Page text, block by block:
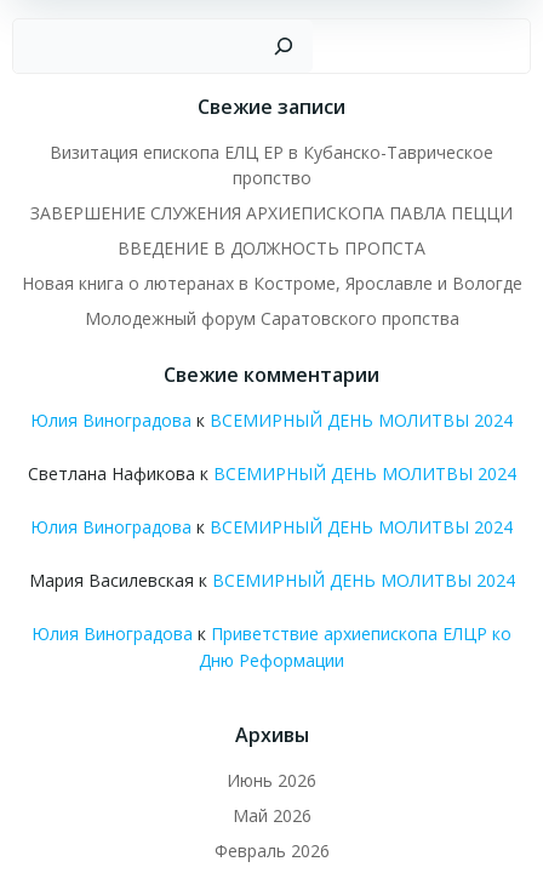
Свежие записи
Визитация епископа ЕЛЦ ЕР в Кубанско-Таврическое
пропство
ЗАВЕРШЕНИЕ СЛУЖЕНИЯ АРХИЕПИСКОПА ПАВЛА ПЕЦЦИ
ВВЕДЕНИЕ В ДОЛЖНОСТЬ ПРОПСТА
Новая книга о лютеранах в Костроме, Ярославле и Вологде
Молодежный форум Саратовского пропства
Свежие комментарии
Юлия Виноградова к ВСЕМИРНЫЙ ДЕНЬ МОЛИТВЫ 2024
Светлана Нафикова к ВСЕМИРНЫЙ ДЕНЬ МОЛИТВЫ 2024
Юлия Виноградова к ВСЕМИРНЫЙ ДЕНЬ МОЛИТВЫ 2024
Мария Василевская к ВСЕМИРНЫЙ ДЕНЬ МОЛИТВЫ 2024
Юлия Виноградова к Приветствие архиепископа ЕЛЦР ко
Дню Реформации
Архивы
Июнь 2026
Май 2026
Февраль 2026